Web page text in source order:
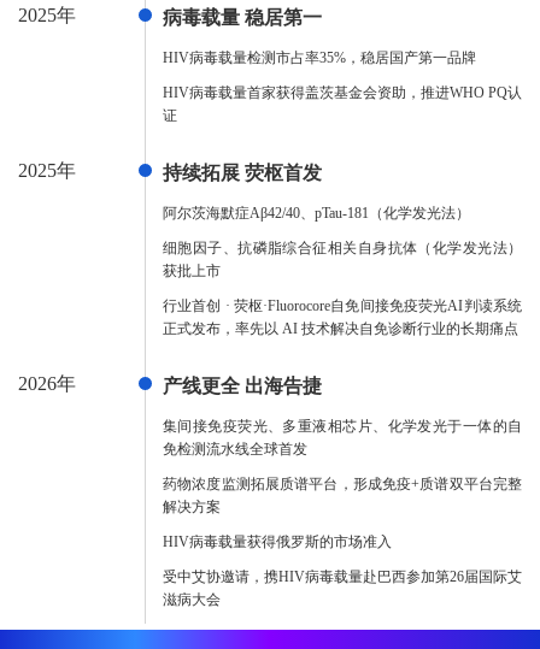
2025年 病毒载量 稳居第一
HIV病毒载量检测市占率35%，稳居国产第一品牌
HIV病毒载量首家获得盖茨基金会资助，推进WHO PQ认
证
2025年 持续拓展 荧枢首发
阿尔茨海默症Aβ42/40、pTau-181（化学发光法）
细胞因子、抗磷脂综合征相关自身抗体（化学发光法）
获批上市
行业首创 · 荧枢·Fluorocore自免间接免疫荧光AI判读系统
正式发布，率先以 AI 技术解决自免诊断行业的长期痛点
2026年 产线更全 出海告捷
集间接免疫荧光、多重液相芯片、化学发光于一体的自
免检测流水线全球首发
药物浓度监测拓展质谱平台，形成免疫+质谱双平台完整
解决方案
HIV病毒载量获得俄罗斯的市场准入
受中艾协邀请，携HIV病毒载量赴巴西参加第26届国际艾
滋病大会